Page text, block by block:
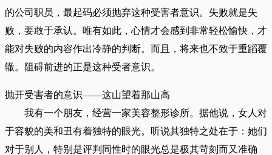
的公司职员，最起码必须抛弃这种受害者意识。失败就是失
败，要敢于承认。唯有如此，心情才会感到非常轻松愉快，才
能对失败的内容作出冷静的判断。而且，将来也不致于重蹈覆
辙。阻碍前进的正是这种受者意识。
抛开受害者的意识——这山望着那山高
我有一个朋友，经营一家美容整形诊所。据他说，女人对
于容貌的美和丑有着独特的眼光。听说其独特之处在于：她们
对于别人，特别是评判同性时的眼光总是极其苛刻而又准确